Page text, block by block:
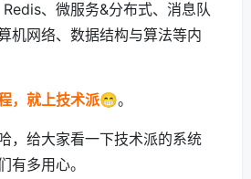
、微服务&分布式、消息队
机网络、数据结构与算法等内
，就上技术派😁。
，给大家看一下技术派的系统
有多用心。